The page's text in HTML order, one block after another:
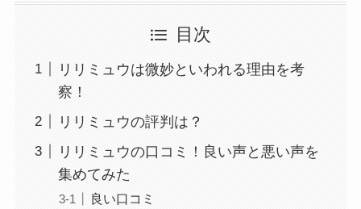
目次
リリミュウは微妙といわれる理由を考
察！
リリミュウの評判は？
リリミュウの口コミ！良い声と悪い声を
集めてみた
良い口コミ